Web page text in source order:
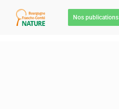
Nos publications